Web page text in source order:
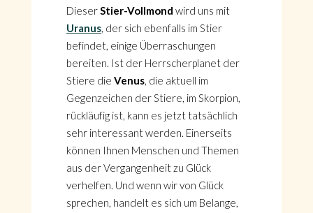
DieserStier-Vollmond wird uns mit
Uranus, der sich ebenfalls im Stier
befindet, einige Überraschungen
bereiten. Ist der Herrscherplanet der
Stiere die Venus, die aktuell im
Gegenzeichen der Stiere, im Skorpion,
rückläufig ist, kann es jetzt tatsächlich
sehr interessant werden. Einerseits
können Ihnen Menschen und Themen
aus der Vergangenheit zu Glück
verhelfen. Und wenn wir von Glück
sprechen, handelt es sich um Belange,